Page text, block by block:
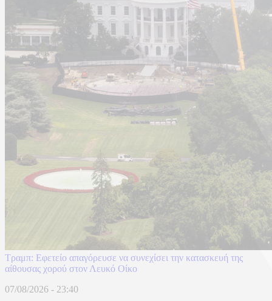
Τραμπ: Εφετείο απαγόρευσε να συνεχίσει την κατασκευή της
αίθουσας χορού στον Λευκό Οίκο
07/08/2026 - 23:40